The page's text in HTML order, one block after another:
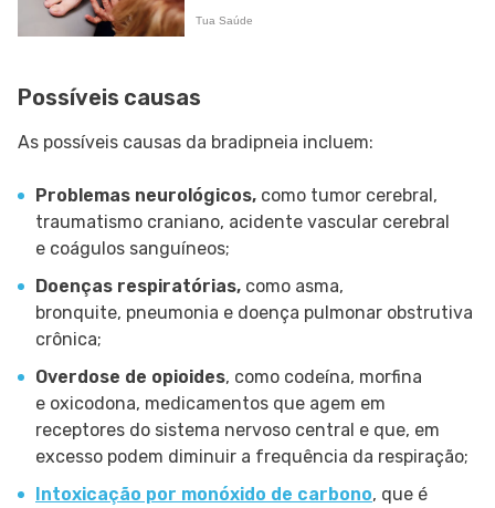
Possíveis causas
As possíveis causas da bradipneia incluem:
Problemas neurológicos, como tumor cerebral,
traumatismo craniano, acidente vascular cerebral
e coágulos sanguíneos;
Doenças respiratórias, como asma,
bronquite, pneumonia e doença pulmonar obstrutiva
crônica;
Overdose de opioides, como codeína, morfina
e oxicodona, medicamentos que agem em
receptores do sistema nervoso central e que, em
excesso podem diminuir a frequência da respiração;
Intoxicação por monóxido de carbono, que é